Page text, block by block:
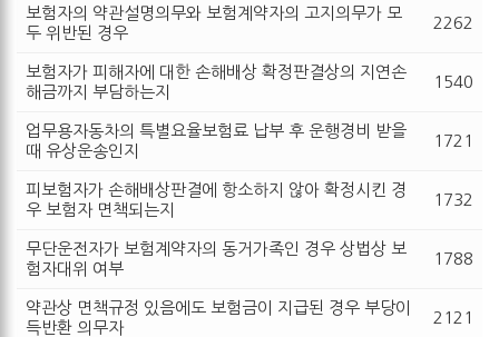
보험자의 약관설명의무와 보험계약자의 고지의무가 모
두 위반된 경우
2262
보험자가 피해자에 대한 손해배상 확정판결상의 지연손
해금까지 부담하는지
1540
업무용자동차의 특별요율보험료 납부 후 운행경비 받을
때 유상운송인지
1721
피보험자가 손해배상판결에 항소하지 않아 확정시킨 경
우 보험자 면책되는지
1732
무단운전자가 보험계약자의 동거가족인 경우 상법상 보
험자대위 여부
1788
약관상 면책규정 있음에도 보험금이 지급된 경우 부당이
득반환 의무자
2121